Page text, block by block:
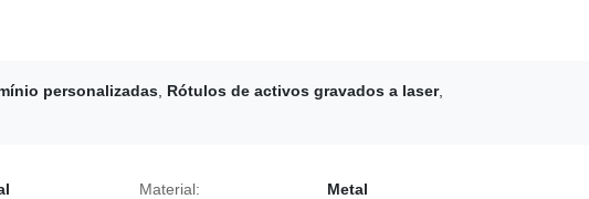
personalizadas Rótulos de activos gravados a laser,
Material: Metal